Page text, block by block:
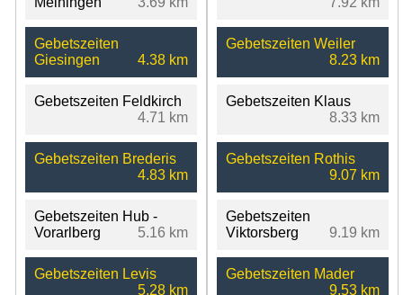
Gebetszeiten
Giesingen
4.38 km
Gebetszeiten Feldkirch
4.71 km
Gebetszeiten Brederis
4.83 km
Gebetszeiten Hub -
Vorarlberg
5.16 km
Gebetszeiten Levis
5.28 km
Gebetszeiten Weiler
8.23 km
Gebetszeiten Klaus
8.33 km
Gebetszeiten Rothis
9.07 km
Gebetszeiten
Viktorsberg
9.19 km
Gebetszeiten Mader
9.53 km